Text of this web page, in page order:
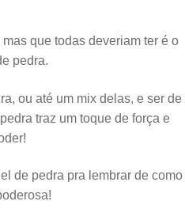
que todas deveriam ter é o
pedra.
ou até um mix delas, e ser de
traz um toque de força e
de pedra pra lembrar de como